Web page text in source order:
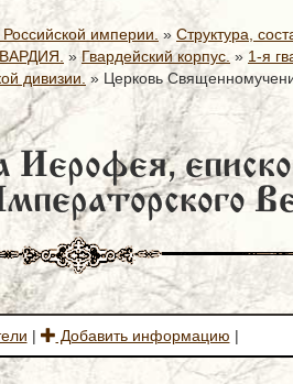
империи. » Структура,
» Гвардейский корпус. » 1-я
дивизии. » Церковь
| Добавить информацию |